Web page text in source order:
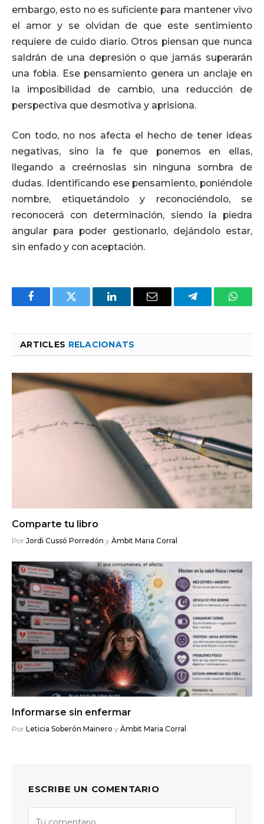
embargo, esto no es suficiente para mantener vivo
el amor y se olvidan de que este sentimiento
requiere de cuido diario. Otros piensan que nunca
saldrán de una depresión o que jamás superarán
una fobia. Ese pensamiento genera un anclaje en
la imposibilidad de cambio, una reducción de
perspectiva que desmotiva y aprisiona.
Con todo, no nos afecta el hecho de tener ideas
negativas, sino la fe que ponemos en ellas,
llegando a creérnoslas sin ninguna sombra de
dudas. Identificando ese pensamiento, poniéndole
nombre, etiquetándolo y reconociéndolo, se
reconocerá con determinación, siendo la piedra
angular para poder gestionarlo, dejándolo estar,
sin enfado y con aceptación.
FacebookTwitter LinkedInEmail Telegram
ARTICLES RELACIONATS
Comparte tu libro
Por Jordi Cussó Porredón y Àmbit Maria Corral
Informarse sin enfermar
Por Leticia Soberón Mainero y Àmbit Maria Corral
ESCRIBE UN COMENTARIO